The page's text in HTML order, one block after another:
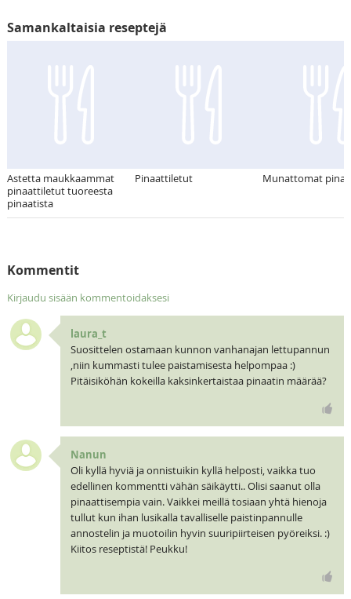
Samankaltaisia reseptejä
Astetta maukkaammat
pinaattiletut tuoreesta
pinaatista
Pinaattiletut Munattomat
Kommentit
Kirjaudu sisään kommentoidaksesi
laura_t
Suosittelen ostamaan kunnon vanhanajan lettupannun
,niin kummasti tulee paistamisesta helpompaa :)
Pitäisiköhän kokeilla kaksinkertaistaa pinaatin määrää?
Nanun
Oli kyllä hyviä ja onnistuikin kyllä helposti, vaikka tuo
edellinen kommentti vähän säikäytti.. Olisi saanut olla
pinaattisempia vain. Vaikkei meillä tosiaan yhtä hienoja
tullut kun ihan lusikalla tavalliselle paistinpannulle
annostelin ja muotoilin hyvin suuripiirteisen pyöreiksi. :)
Kiitos reseptistä! Peukku!